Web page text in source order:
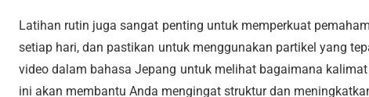
Latihan rutin juga sangat penting untuk memperkuat
setiap hari, dan pastikan untuk menggunakan partikel yang
video dalam bahasa Jepang untuk melihat bagaimana
ini akan membantu Anda mengingat struktur dan